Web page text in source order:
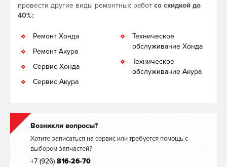
провести другие виды ремонтных работ со скидкой до
40%:
Ремонт Хонда
Ремонт Акура
Сервис Хонда
Сервис Акура
Техническое
обслуживание Хонда
Техническое
обслуживание Акура
Возникли вопросы?
Хотите записаться на сервис или требуется помощь с
выбором запчастей?
+7 (926) 816-26-70